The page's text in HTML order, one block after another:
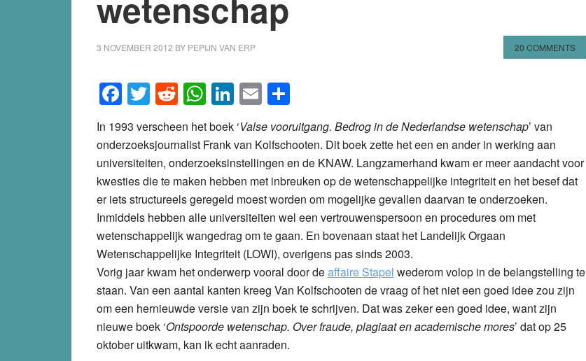
3 NOVEMBER 2012 BY PEPIJN VAN ERP 20 COMMENTS
Facebook
Twitter
Reddit
WhatsApp
LinkedIn
Email
In 1993 verscheen het boek ‘Valse vooruitgang. Bedrog in de Nederlandse wetenschap’ van
onderzoeksjournalist Frank van Kolfschooten. Dit boek zette het een en ander in werking aan
universiteiten, onderzoeksinstellingen en de KNAW. Langzamerhand kwam er meer aandacht voor
kwesties die te maken hebben met inbreuken op de wetenschappelijke integriteit en het besef dat
er iets structureels geregeld moest worden om mogelijke gevallen daarvan te onderzoeken.
Inmiddels hebben alle universiteiten wel een vertrouwenspersoon en procedures om met
wetenschappelijk wangedrag om te gaan. En bovenaan staat het Landelijk Orgaan
Wetenschappelijke Integriteit (LOWI), overigens pas sinds 2003.
Vorig jaar kwam het onderwerp vooral door deaffaire Stapel wederom volop in de belangstelling te
staan. Van een aantal kanten kreeg Van Kolfschooten de vraag of het niet een goed idee zou zijn
om een hernieuwde versie van zijn boek te schrijven. Dat was zeker een goed idee, want zijn
nieuwe boek ‘Ontspoorde wetenschap. Over fraude, plagiaat en academische mores’ dat op 25
oktober uitkwam, kan ik echt aanraden.